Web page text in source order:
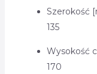
Szerokość
135
Wysokość
170